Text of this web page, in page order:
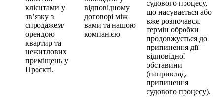
клієнтами у
зв’язку з
спродажем/
орендою
квартир та
нежитлових
приміщень у
Проєкті.
відповідному
договорі між
вами та нашою
компанією
судового процесу,
що насувається або
вже розпочався,
термін обробки
продовжується до
припинення дії
відповідної
обставини
(наприклад,
припинення
судового процесу).